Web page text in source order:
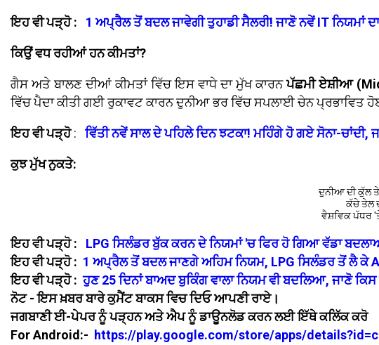
ਇਹ ਵੀ ਪੜ੍ਹੋ : 1 ਅਪ੍ਰੈਲ ਤੋਂ ਬਦਲ ਜਾਵੇਗੀ ਤੁਹਾਡੀ ਸੈਲਰੀ! ਜਾਣੋ ਨਵੇਂ IT ਨਿਯਮਾਂ
ਕਿਉਂ ਵਧ ਰਹੀਆਂ ਹਨ ਕੀਮਤਾਂ?
ਗੈਸ ਅਤੇ ਬਾਲਣ ਦੀਆਂ ਕੀਮਤਾਂ ਵਿੱਚ ਇਸ ਵਾਧੇ ਦਾ ਮੁੱਖ ਕਾਰਨਪੱਛਮੀ ਏਸ਼ੀਆ
ਵਿੱਚ ਪੈਦਾ ਕੀਤੀ ਗਈ ਰੁਕਾਵਟ ਕਾਰਨ ਦੁਨੀਆ ਭਰ ਵਿੱਚ ਸਪਲਾਈ ਚੇਨ ਪ੍ਰਭਾਵਿਤ
ਇਹ ਵੀ ਪੜ੍ਹੋ:ਵਿੱਤੀ ਨਵੇਂ ਸਾਲ ਦੇ ਪਹਿਲੇ ਦਿਨ ਝਟਕਾ! ਮਹਿੰਗੇ ਹੋ ਗਏ ਸੋਨਾ-ਚਾਂਦੀ,
ਕੁਝ ਮੁੱਖ ਨੁਕਤੇ:
ਦੁਨੀਆ ਦੀ ਕੁੱਲ
ਕੱਚੇ ਤੇਲ
ਵੈਸ਼ਵਿਕ ਪੱਧਰ
ਇਹ ਵੀ ਪੜ੍ਹੋ :
LPG ਸਿਲੰਡਰ ਬੁੱਕ ਕਰਨ ਦੇ ਨਿਯਮਾਂ 'ਚ ਫਿਰ ਹੋ ਗਿਆ ਵੱਡਾ
ਇਹ ਵੀ ਪੜ੍ਹੋ : 1 ਅਪ੍ਰੈਲ ਤੋਂ ਬਦਲ ਜਾਣਗੇ ਅਹਿਮ ਨਿਯਮ, LPG ਸਿਲੰਡਰ ਤੋਂ ਲੈ ਕੇ
ਇਹ ਵੀ ਪੜ੍ਹੋ :ਹੁਣ 25 ਦਿਨਾਂ ਬਾਅਦ ਬੁਕਿੰਗ ਵਾਲਾ ਨਿਯਮ ਵੀ ਬਦਲਿਆ, ਜਾਣੋ
ਨੋਟ - ਇਸ ਖ਼ਬਰ ਬਾਰੇ ਕੁਮੈਂਟ ਬਾਕਸ ਵਿਚ ਦਿਓ ਆਪਣੀ ਰਾਏ।
ਜਗਬਾਣੀ ਈ-ਪੇਪਰ ਨੂੰ ਪੜ੍ਹਨ ਅਤੇ ਐਪ ਨੂੰ ਡਾਊਨਲੋਡ ਕਰਨ ਲਈ ਇੱਥੇ ਕਲਿੱਕ ਕਰੋ
For Android:- https://play.google.com/store/apps/